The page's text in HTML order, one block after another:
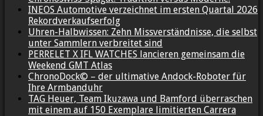
INEOS Automotive verzeichnet im ersten Quartal 2026
Rekordverkaufserfolg
Uhren-Halbwissen: Zehn Missverständnisse, die selbst
unter Sammlern verbreitet sind
PERRELET X IFL WATCHES lancieren gemeinsam die
Weekend GMT Atlas
ChronoDock© – der ultimative Andock-Roboter für
Ihre Armbanduhr
TAG Heuer, Team Ikuzawa und Bamford überraschen
mit einem auf 150 Exemplare limitierten Carrera